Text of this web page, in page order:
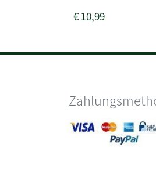
€10,99